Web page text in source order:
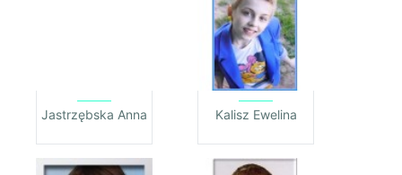
Jastrzębska Anna Kalisz Ewelina